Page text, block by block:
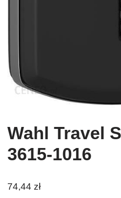
Wahl Travel
3615-1016
74,44 zł